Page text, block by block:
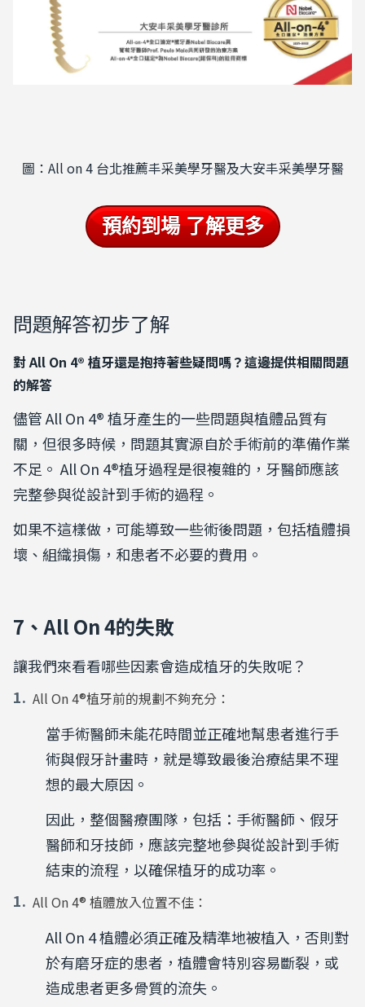
圖：All on 4 台北推薦丰采美學牙醫及大安丰采美學牙醫
預約到場 了解更多
問題解答初步了解
對 All On 4® 植牙還是抱持著些疑問嗎？這邊提供相關問題
的解答
儘管All On 4®植牙產生的一些問題與植體品質有
關，但很多時候，問題其實源自於手術前的準備作業
不足。 All On 4®植牙過程是很複雜的，牙醫師應該
完整參與從設計到手術的過程。
如果不這樣做，可能導致一些術後問題，包括植體損
壞、組織損傷，和患者不必要的費用。
7、All On 4的失敗
讓我們來看看哪些因素會造成植牙的失敗呢？
All On 4®植牙前的規劃不夠充分：
當手術醫師未能花時間並正確地幫患者進行手
術與假牙計畫時，就是導致最後治療結果不理
想的最大原因。
因此，整個醫療團隊，包括：手術醫師、假牙
醫師和牙技師，應該完整地參與從設計到手術
結束的流程，以確保植牙的成功率。
All On 4® 植體放入位置不佳：
All On 4 植體必須正確及精準地被植入，否則對
於有磨牙症的患者，植體會特別容易斷裂，或
造成患者更多骨質的流失。